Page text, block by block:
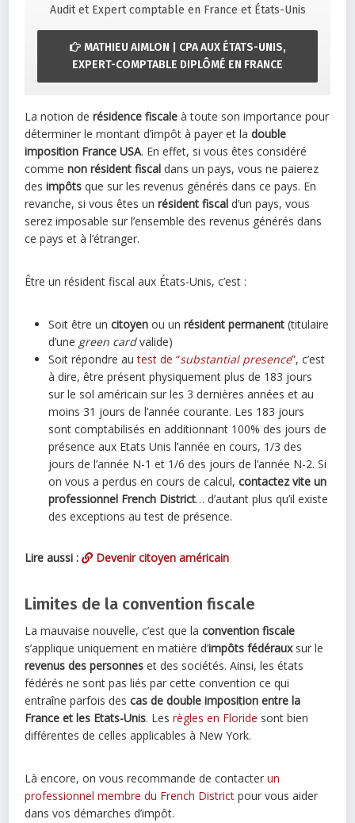
Audit et Expert comptable en France et États-Unis
MATHIEU AIMLON | CPA AUX ÉTATS-UNIS,
EXPERT-COMPTABLE DIPLÔMÉ EN FRANCE
La notion derésidence fiscale à toute son importance pour
déterminer le montant d’impôt à payer et ladouble
imposition France USA. En effet, si vous êtes considéré
commenon résident fiscal dans un pays, vous ne paierez
desimpôts que sur les revenus générés dans ce pays. En
revanche, si vous êtes unrésident fiscal d’un pays, vous
serez imposable sur l’ensemble des revenus générés dans
ce pays et à l’étranger.
Être un résident fiscal aux États-Unis, c’est :
Soit être uncitoyen ou unrésident permanent (titulaire
d’une green cardvalide)
Soit répondre autest de “substantial presence”, c’est
à dire, être présent physiquement plus de 183 jours
sur le sol américain sur les 3 dernières années et au
moins 31 jours de l’année courante. Les 183 jours
sont comptabilisés en additionnant 100% des jours de
présence aux Etats Unis l’année en cours, 1/3 des
jours de l’année N-1 et 1/6 des jours de l’année N-2. Si
on vous a perdus en cours de calcul, contactez vite un
professionnel French District… d’autant plus qu’il existe
des exceptions au test de présence.
Lire aussi : Devenir citoyen américain
Limites de la convention fiscale
La mauvaise nouvelle, c’est que laconvention fiscale
s’applique uniquement en matière d’impôts fédérauxsur le
revenus des personnes et des sociétés. Ainsi, les états
fédérés ne sont pas liés par cette convention ce qui
entraîne parfois descas de double imposition entre la
France et les Etats-Unis. Lesrègles en Floride sont bien
différentes de celles applicables à New York.
Là encore, on vous recommande de contacterun
professionnel membre du French District pour vous aider
dans vos démarches d’impôt.